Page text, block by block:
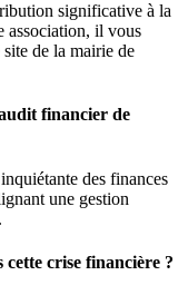
significative à la
association, il vous
de la mairie de
financier de
des finances
une gestion
crise financière ?